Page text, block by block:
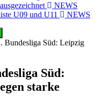
NEWS
U09 und U11
NEWS
Bundesliga Süd: Leipzig
Süd:
starke